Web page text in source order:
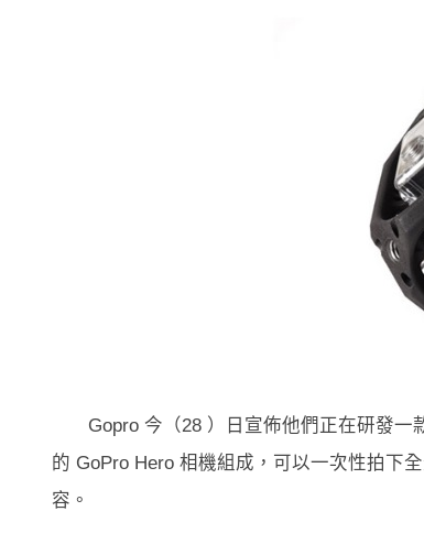
Gopro 今（28 ）日宣佈他們正在研發
的 GoPro Hero 相機組成，可以一次性拍下
容。